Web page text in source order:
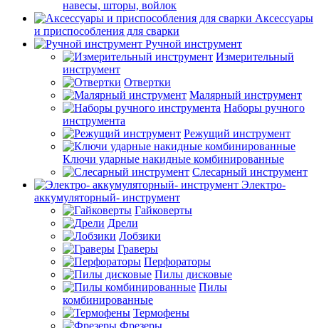
навесы, шторы, войлок
Аксессуары
и приспособления для сварки
Ручной инструмент
Измерительный
инструмент
Отвертки
Малярный инструмент
Наборы ручного
инструмента
Режущий инструмент
Ключи ударные накидные комбинированные
Слесарный инструмент
Электро-
аккумуляторный- инструмент
Гайковерты
Дрели
Лобзики
Граверы
Перфораторы
Пилы дисковые
Пилы
комбинированные
Термофены
Фрезеры